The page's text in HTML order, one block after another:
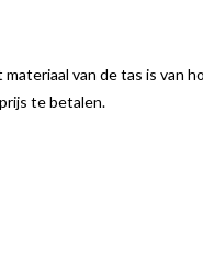
van de tas is van
te betalen.